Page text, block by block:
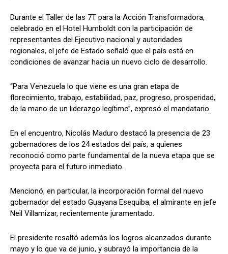
Durante el Taller de las 7T para la Acción Transformadora,
celebrado en el Hotel Humboldt con la participación de
representantes del Ejecutivo nacional y autoridades
regionales, el jefe de Estado señaló que el país está en
condiciones de avanzar hacia un nuevo ciclo de desarrollo.
“Para Venezuela lo que viene es una gran etapa de
florecimiento, trabajo, estabilidad, paz, progreso, prosperidad,
de la mano de un liderazgo legítimo”, expresó el mandatario.
En el encuentro, Nicolás Maduro destacó la presencia de 23
gobernadores de los 24 estados del país, a quienes
reconoció como parte fundamental de la nueva etapa que se
proyecta para el futuro inmediato.
Mencionó, en particular, la incorporación formal del nuevo
gobernador del estado Guayana Esequiba, el almirante en jefe
Neil Villamizar, recientemente juramentado.
El presidente resaltó además los logros alcanzados durante
mayo y lo que va de junio, y subrayó la importancia de la